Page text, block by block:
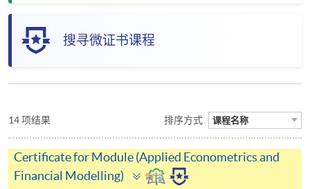
搜寻微证书课程
14 项结果 排序方式 课程名称
Certificate for Module (Applied Econometrics and
Financial Modelling)
Toggle
panel